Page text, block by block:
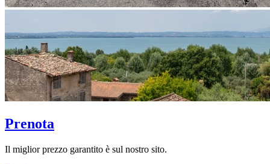
Prenota
Il miglior prezzo garantito è sul nostro sito.